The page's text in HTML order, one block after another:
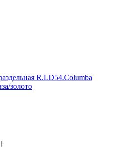
R.LD54.Columba
золото